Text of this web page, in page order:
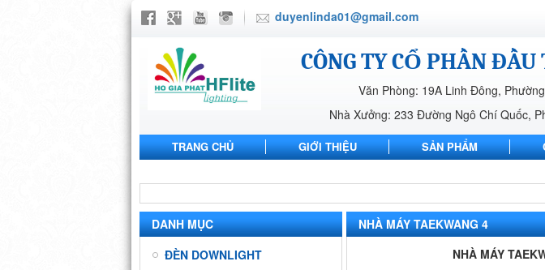
duyenlinda01@gmail.com
CÔNG TY CỔ PHẦN
Văn Phòng: 19A Linh Đông,
Nhà Xưởng: 233 Đường Ngô Chí Quốc,
TRANG CHỦ GIỚI THIỆU SẢN PHẨM
DANH MỤC
ĐÈN DOWNLIGHT
NHÀ MÁY TAEKWANG 4
NHÀ MÁY